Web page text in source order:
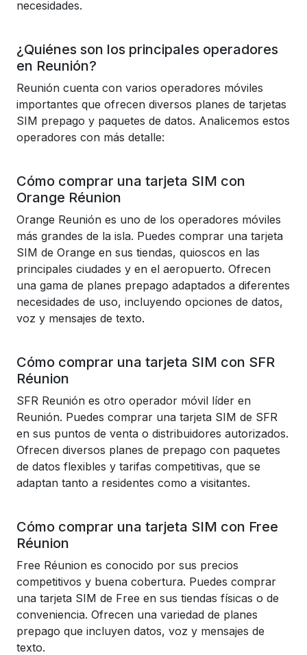
necesidades.
¿Quiénes son los principales operadores
en Reunión?
Reunión cuenta con varios operadores móviles
importantes que ofrecen diversos planes de tarjetas
SIM prepago y paquetes de datos. Analicemos estos
operadores con más detalle:
Cómo comprar una tarjeta SIM con
Orange Réunion
Orange Reunión es uno de los operadores móviles
más grandes de la isla. Puedes comprar una tarjeta
SIM de Orange en sus tiendas, quioscos en las
principales ciudades y en el aeropuerto. Ofrecen
una gama de planes prepago adaptados a diferentes
necesidades de uso, incluyendo opciones de datos,
voz y mensajes de texto.
Cómo comprar una tarjeta SIM con SFR
Réunion
SFR Reunión es otro operador móvil líder en
Reunión. Puedes comprar una tarjeta SIM de SFR
en sus puntos de venta o distribuidores autorizados.
Ofrecen diversos planes de prepago con paquetes
de datos flexibles y tarifas competitivas, que se
adaptan tanto a residentes como a visitantes.
Cómo comprar una tarjeta SIM con Free
Réunion
Free Réunion es conocido por sus precios
competitivos y buena cobertura. Puedes comprar
una tarjeta SIM de Free en sus tiendas físicas o de
conveniencia. Ofrecen una variedad de planes
prepago que incluyen datos, voz y mensajes de
texto.